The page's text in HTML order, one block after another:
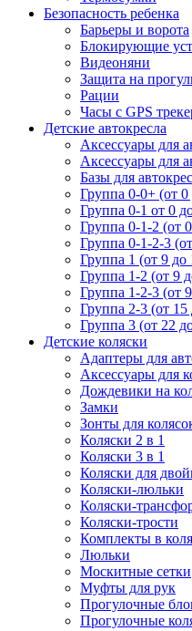
Безопасность ребенка
Барьеры и ворота
Блокирующие
Видеоняни
Защита на
Рации
Часы с GPS
Детские автокресла
Аксессуары для
Аксессуары для
Базы для
Группа 0-0+ (от 0
Группа 0-1 от 0
Группа 0-1-2 (от
Группа 0-1-2-3
Группа 1 (от 9 до
Группа 1-2 (от 9
Группа 1-2-3 (от
Группа 2-3 (от 15
Группа 3 (от 22
Детские коляски
Адаптеры для
Аксессуары для
Дождевики на
Замки
Зонты для
Коляски 2 в 1
Коляски 3 в 1
Коляски для
Коляски-люльки
Коляски-
Коляски-трости
Комплекты в
Люльки
Москитные сетки
Муфты для рук
Прогулочные
Прогулочные